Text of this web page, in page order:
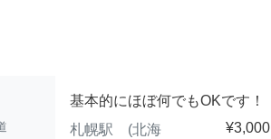
基本的にほぼ何でもOKです！
札幌駅 (北海
¥3,000